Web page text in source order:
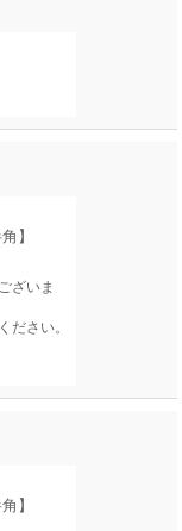
】
ざいま
ださい。
】